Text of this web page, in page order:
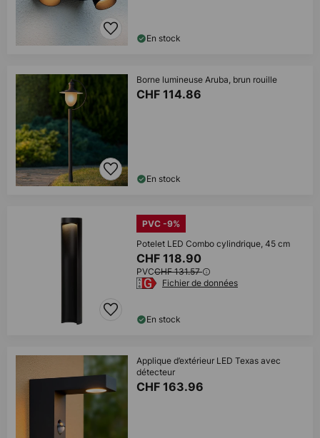
En stock
Borne lumineuse Aruba, brun rouille
CHF 114.86
En stock
PVC -9%
Potelet LED Combo cylindrique, 45 cm
CHF 118.90
PVCCHF 131.57
Fichier de données
En stock
Applique d’extérieur LED Texas avec
détecteur
CHF 163.96